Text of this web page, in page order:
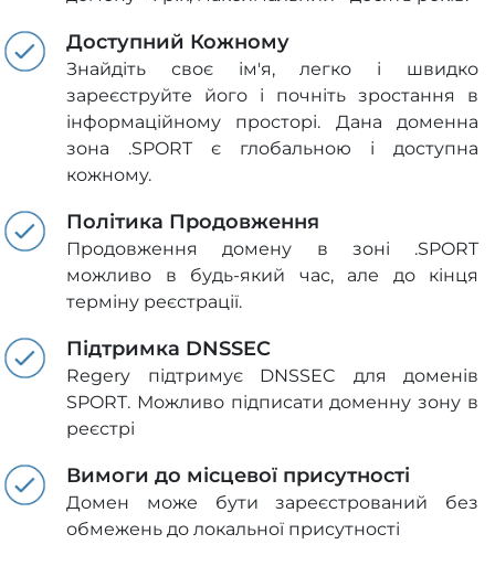
Доступний Кожному
Знайдіть своє ім'я, легко і швидко
зареєструйте його і почніть зростання в
інформаційному просторі. Дана доменна
зона .SPORT є глобальною і доступна
кожному.
Політика Продовження
Продовження домену в зоні .SPORT
можливо в будь-який час, але до кінця
терміну реєстрації.
Підтримка DNSSEC
Regery підтримує DNSSEC для доменів
SPORT. Можливо підписати доменну зону в
реєстрі
Вимоги до місцевої присутності
Домен може бути зареєстрований без
обмежень до локальної присутності